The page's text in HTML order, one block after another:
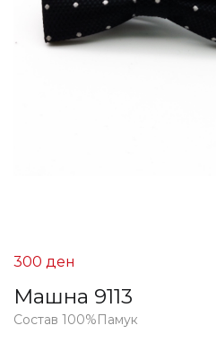
Машна 9113
300 ден
Состав 100%Памук
Lost